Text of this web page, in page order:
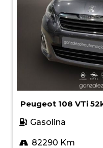
Peugeot 108 VTi
Gasolina
82290 Km